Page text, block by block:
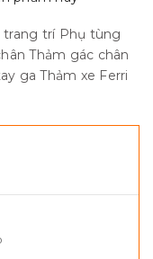
trang trí Phụ tùng
Thảm gác chân
ga Thảm xe Ferri